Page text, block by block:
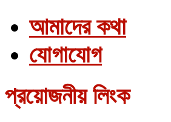
আমাদের কথা
যোগাযোগ
প্রয়োজনীয় লিংক